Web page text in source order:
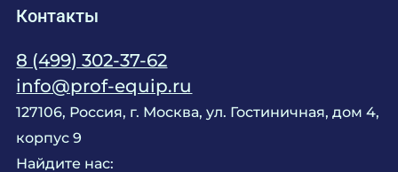
Контакты
8 (499) 302-37-62
info@prof-equip.ru
127106, Россия, г. Москва, ул. Гостиничная, дом 4,
корпус 9
Найдите нас: